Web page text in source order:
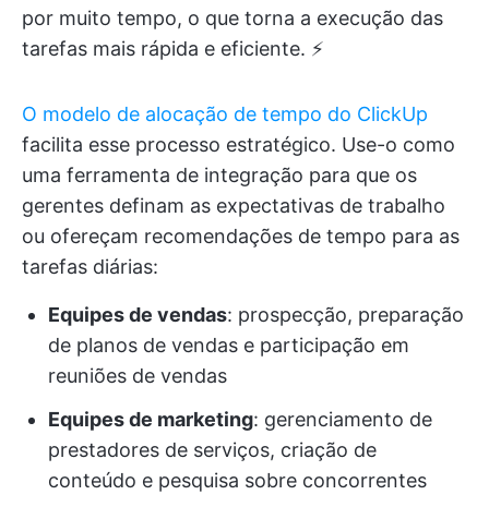
por muito tempo, o que torna a execução das
tarefas mais rápida e eficiente. ⚡️
O modelo de alocação de tempo do ClickUp
facilita esse processo estratégico. Use-o como
uma ferramenta de integração para que os
gerentes definam as expectativas de trabalho
ou ofereçam recomendações de tempo para as
tarefas diárias:
Equipes de vendas: prospecção, preparação
de planos de vendas e participação em
reuniões de vendas
Equipes de marketing: gerenciamento de
prestadores de serviços, criação de
conteúdo e pesquisa sobre concorrentes